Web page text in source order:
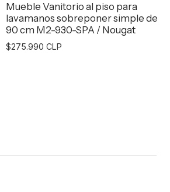
Mueble Vanitorio al piso para
lavamanos sobreponer simple de
90 cm M2-930-SPA / Nougat
$275.990 CLP